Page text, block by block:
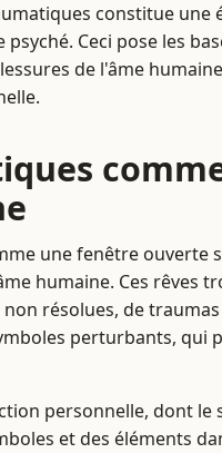
constitue une
Ceci pose les
de l'âme
une fenêtre ouverte
humaine. Ces rêves
résolues, de
perturbants, qui
personnelle, dont le
et des éléments